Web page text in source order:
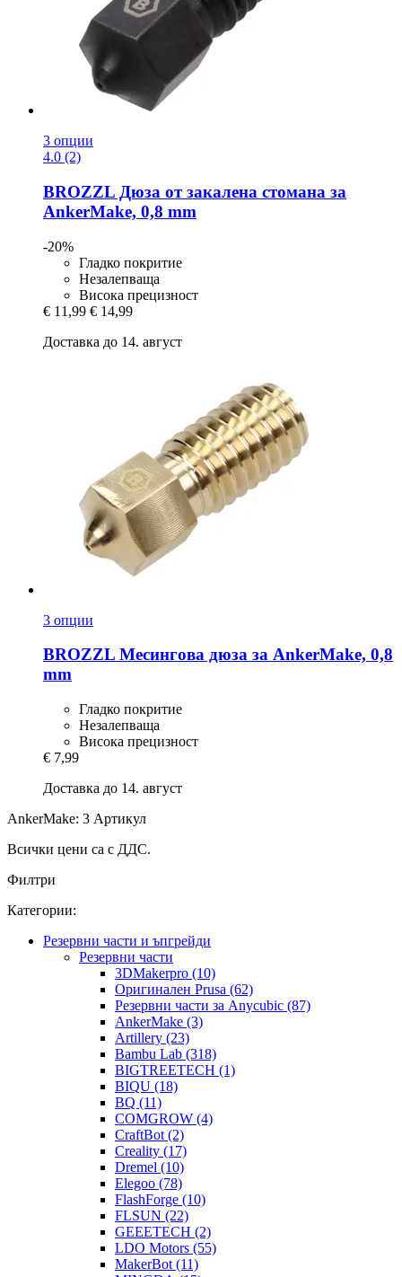
3 опции
4.0 (2)
BROZZL Дюза от закалена стомана за
AnkerMake, 0,8 mm
-20%
Гладко покритие
Незалепваща
Висока прецизност
€ 11,99 € 14,99
Доставка до 14. август
3 опции
BROZZL Месингова дюза за AnkerMake, 0,8
mm
Гладко покритие
Незалепваща
Висока прецизност
€ 7,99
Доставка до 14. август
AnkerMake: 3 Артикул
Всички цени са с ДДС.
Филтри
Категории:
Резервни части и ъпгрейди
Резервни части
3DMakerpro (10)
Оригинален Prusa (62)
Резервни части за Anycubic (87)
AnkerMake (3)
Artillery (23)
Bambu Lab (318)
BIGTREETECH (1)
BIQU (18)
BQ (11)
COMGROW (4)
CraftBot (2)
Creality (17)
Dremel (10)
Elegoo (78)
FlashForge (10)
FLSUN (22)
GEEETECH (2)
LDO Motors (55)
MakerBot (11)